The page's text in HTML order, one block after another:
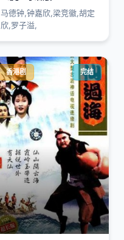
马德钟,钟嘉欣,梁竞徽,胡定
欣,罗子溢,
香港剧 完结